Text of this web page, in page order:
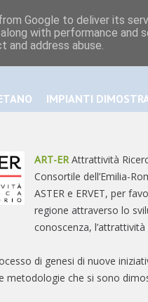
IMPIANTI
ART-ERAttrattività
Consortile dell’Emilia-
ASTER e ERVET, per
regione attraverso lo
conoscenza,
di genesi di nuove
metodologie che si sono
Google to deliver its
with performance
address abuse.